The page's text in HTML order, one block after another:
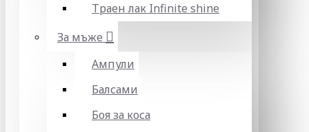
Траен лак Infinite shine
За мъже
Ампули
Балсами
Боя за коса